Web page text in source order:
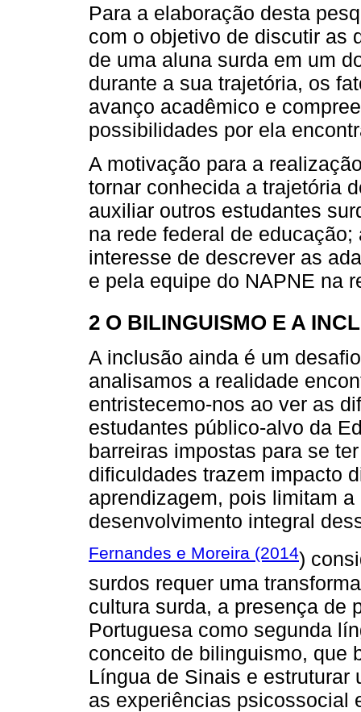
Para a elaboração desta
com o objetivo de discutir as
de uma aluna surda em um
durante a sua trajetória, os
avanço acadêmico e
possibilidades por ela
A motivação para a
tornar conhecida a trajetória
auxiliar outros estudantes
na rede federal de
interesse de descrever as
e pela equipe do NAPNE na
2 O BILINGUISMO E A
A inclusão ainda é um
analisamos a realidade
entristecemo-nos ao ver as
estudantes público-alvo da
barreiras impostas para se
dificuldades trazem impacto
aprendizagem, pois limitam
desenvolvimento integral
Fernandes e Moreira (2014)
surdos requer uma
cultura surda, a presença de
Portuguesa como segunda
conceito de bilinguismo, que
Língua de Sinais e estruturar
as experiências psicossocial